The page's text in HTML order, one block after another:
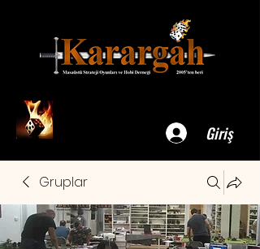
Giriş
Gruplar